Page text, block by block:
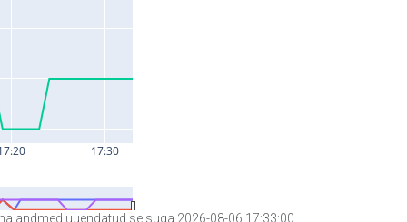
andmed uuendatud seisuga 2026-08-06 17:33:00